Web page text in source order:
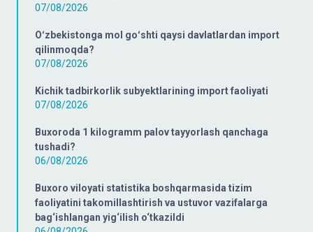
07/08/2026
Oʻzbekistonga mol goʻshti qaysi davlatlardan import
qilinmoqda?
07/08/2026
Kichik tadbirkorlik subyektlarining import faoliyati
07/08/2026
Buxoroda 1 kilogramm palov tayyorlash qanchaga
tushadi?
06/08/2026
Buxoro viloyati statistika boshqarmasida tizim
faoliyatini takomillashtirish va ustuvor vazifalarga
bag‘ishlangan yig‘ilish o‘tkazildi